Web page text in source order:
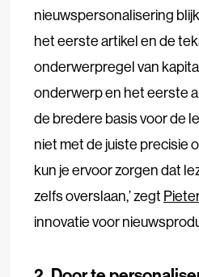
nieuwspersonalisering
het eerste artikel en de
onderwerpregel van
onderwerp en het eerste
de bredere basis voor de
niet met de juiste precisie
kun je ervoor zorgen dat
zelfs overslaan,’ zegt
innovatie voor